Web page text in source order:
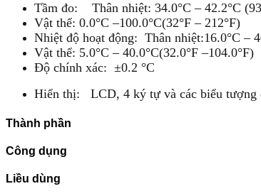
Tầm đo: Thân nhiệt: 34.0°C – 42.2°C
Vật thể: 0.0°C –100.0°C(32°F – 212°F)
Nhiệt độ hoạt động: Thân nhiệt:16.0°C –
Vật thể: 5.0°C – 40.0°C(32.0°F –104.0°F)
Độ chính xác: ±0.2 °C
Hiển thị: LCD, 4 ký tự và các biểu tượng
Thành phần
Công dụng
Liều dùng